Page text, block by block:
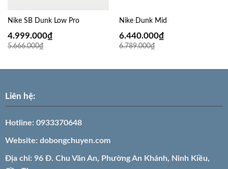
Nike SB Dunk Low Pro
5.666.000₫
4.999.000₫
Nike Dunk Mid
6.789.000₫
6.440.000₫
Liên hệ:
Hotline: 0933370648
Website: dobongchuyen.com
Địa chỉ: 96 Đ. Chu Văn An, Phường An Khánh, Ninh Kiều,